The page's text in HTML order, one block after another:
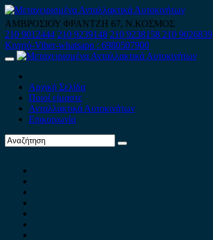
Skip
to
content
ΑΜΒΡΟΣΙΟΥ ΦΡΑΝΤΖΗ 67, Ν.ΚΟΣΜΟΣ
210 9012444 210 9239148 210 9238158 210 9026839
Κινητό-Viber-whatsapp : 6980507900
Primary
Αρχική Σελίδα
Ποιοί είμαστε
Ανταλλακτικά Αυτοκινήτων
Επικοινωνία